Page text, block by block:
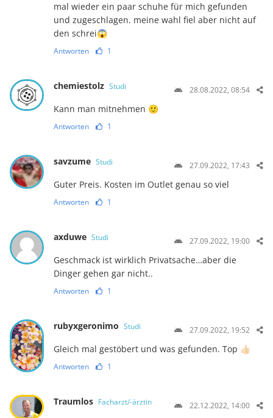
mal wieder ein paar schuhe für mich gefunden
und zugeschlagen. meine wahl fiel aber nicht auf
den schrei😱
Antworten 1
chemiestolz Studi 28.08.2022, 08:54
Kann man mitnehmen 🙂
Antworten 1
savzume Studi 27.09.2022, 17:43
Guter Preis. Kosten im Outlet genau so viel
Antworten 1
axduwe Studi 27.09.2022, 19:00
Geschmack ist wirklich Privatsache…aber die
Dinger gehen gar nicht..
Antworten 1
rubyxgeronimo Studi 27.09.2022, 19:52
Gleich mal gestöbert und was gefunden. Top 👍🏻
Antworten 1
Traumlos Facharzt/-ärztin 22.12.2022, 14:00